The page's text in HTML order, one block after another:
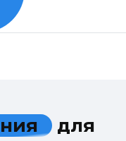
ния для